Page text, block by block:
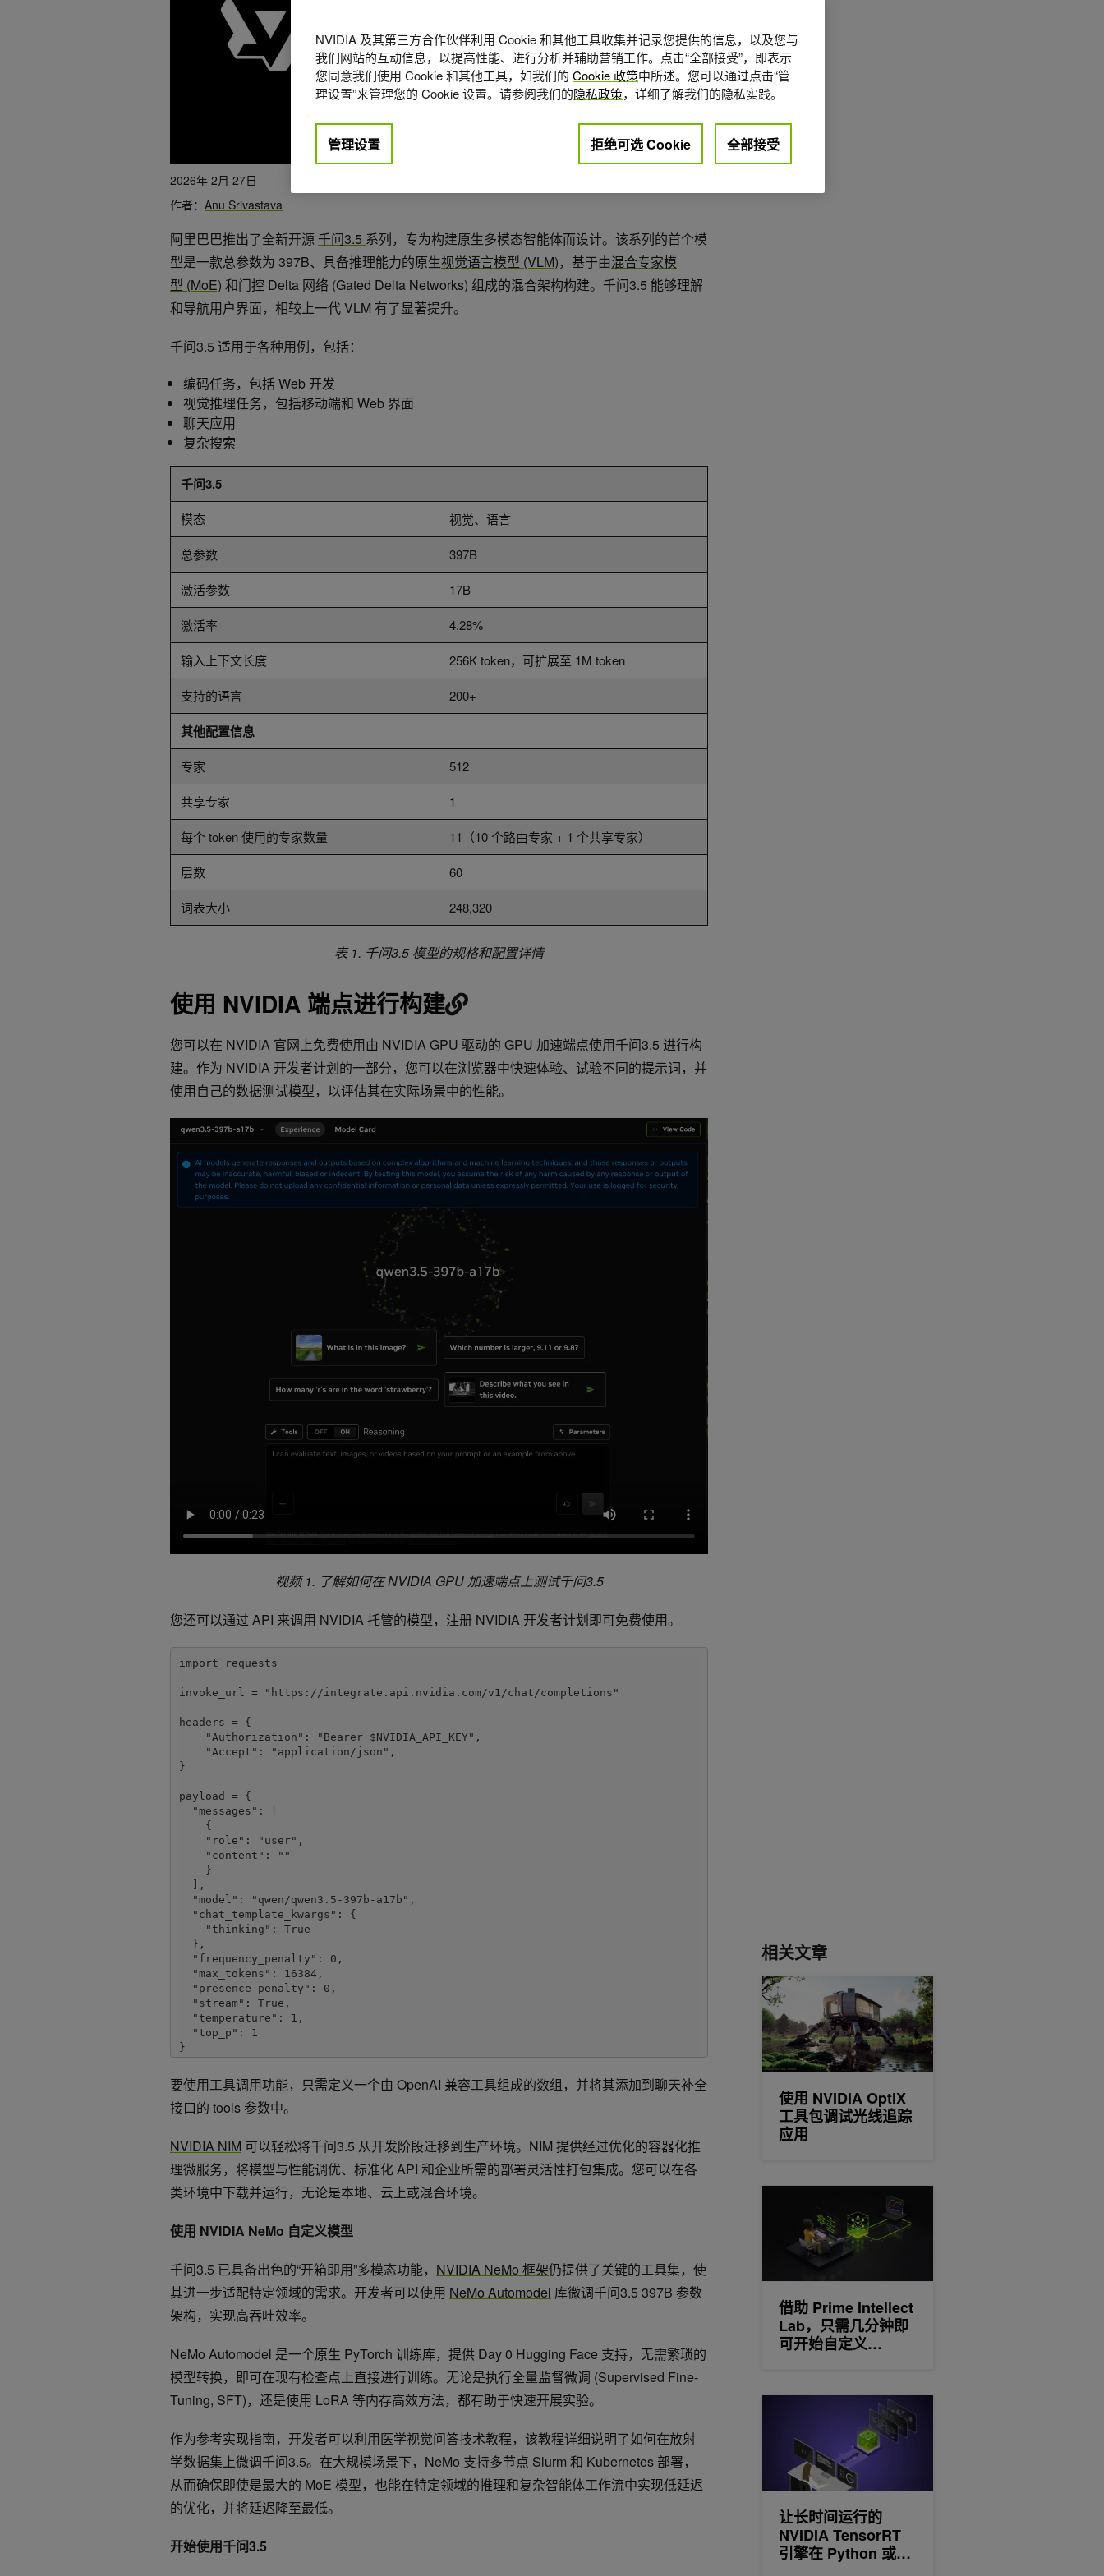
2026年 2月 27日
作者： Anu Srivastava
阿里巴巴推出了全新开源 千问3.5 系列，专为构建原生多模态智能体而设计。该系列的首个模
型是一款总参数为 397B、具备推理能力的原生视觉语言模型 (VLM)，基于由混合专家模
型 (MoE) 和门控 Delta 网络 (Gated Delta Networks) 组成的混合架构构建。千问3.5 能够理解
和导航用户界面，相较上一代 VLM 有了显著提升。
千问3.5 适用于各种用例，包括：
编码任务，包括 Web 开发
视觉推理任务，包括移动端和 Web 界面
聊天应用
复杂搜索
千问3.5
模态 视觉、语言
总参数 397B
激活参数 17B
激活率 4.28%
输入上下文长度 256K token，可扩展至 1M token
支持的语言 200+
其他配置信息
专家 512
共享专家 1
每个 token 使用的专家数量 11（10 个路由专家 + 1 个共享专家）
层数 60
词表大小 248,320
表 1. 千问3.5 模型的规格和配置详情
使用 NVIDIA 端点进行构建
您可以在 NVIDIA 官网上免费使用由 NVIDIA GPU 驱动的 GPU 加速端点使用千问3.5 进行构
建。作为 NVIDIA 开发者计划的一部分，您可以在浏览器中快速体验、试验不同的提示词，并
使用自己的数据测试模型，以评估其在实际场景中的性能。
视频 1. 了解如何在 NVIDIA GPU 加速端点上测试千问3.5
您还可以通过 API 来调用 NVIDIA 托管的模型，注册 NVIDIA 开发者计划即可免费使用。
import requests
invoke_url = "https://integrate.api.nvidia.com/v1/chat/completions"
headers = {
}
payload = {
}
# re-use connections
session = requests.Session()
response.raise_for_status()
response_body = response.json()
要使用工具调用功能，只需定义一个由 OpenAI 兼容工具组成的数组，并将其添加到聊天补全
接口的 tools 参数中。
NVIDIA NIM 可以轻松将千问3.5 从开发阶段迁移到生产环境。NIM 提供经过优化的容器化推
理微服务，将模型与性能调优、标准化 API 和企业所需的部署灵活性打包集成。您可以在各
类环境中下载并运行，无论是本地、云上或混合环境。
使用 NVIDIA NeMo 自定义模型
千问3.5 已具备出色的“开箱即用”多模态功能， NVIDIA NeMo 框架仍提供了关键的工具集，使
其进一步适配特定领域的需求。开发者可以使用 NeMo Automodel 库微调千问3.5 397B 参数
架构，实现高吞吐效率。
NeMo Automodel 是一个原生 PyTorch 训练库，提供 Day 0 Hugging Face 支持，无需繁琐的
模型转换，即可在现有检查点上直接进行训练。无论是执行全量监督微调 (Supervised Fine-
Tuning, SFT)，还是使用 LoRA 等内存高效方法，都有助于快速开展实验。
作为参考实现指南，开发者可以利用医学视觉问答技术教程，该教程详细说明了如何在放射
学数据集上微调千问3.5。在大规模场景下，NeMo 支持多节点 Slurm 和 Kubernetes 部署，
从而确保即使是最大的 MoE 模型，也能在特定领域的推理和复杂智能体工作流中实现低延迟
的优化，并将延迟降至最低。
开始使用千问3.5
相关文章
使用 NVIDIA OptiX
工具包调试光线追踪
应用
使用 NVIDIA OptiX 工具包调试光线追踪应用
借助 Prime Intellect
Lab，只需几分钟即
可开始自定义
借助 Prime Intellect Lab，只需几分钟即可开始自定义 NVIDIA
让长时间运行的
NVIDIA TensorRT
引擎在 Python 或
让长时间运行的 NVIDIA TensorRT 引擎在 Python 或 C++ 中
NVIDIA 及其第三方合作伙伴利用 Cookie 和其他工具收集并记录您提供的信息，以及您与
我们网站的互动信息，以提高性能、进行分析并辅助营销工作。点击“全部接受”，即表示
您同意我们使用 Cookie 和其他工具，如我们的 Cookie 政策中所述。您可以通过点击“管
理设置”来管理您的 Cookie 设置。请参阅我们的隐私政策，详细了解我们的隐私实践。
管理设置 拒绝可选 Cookie 全部接受